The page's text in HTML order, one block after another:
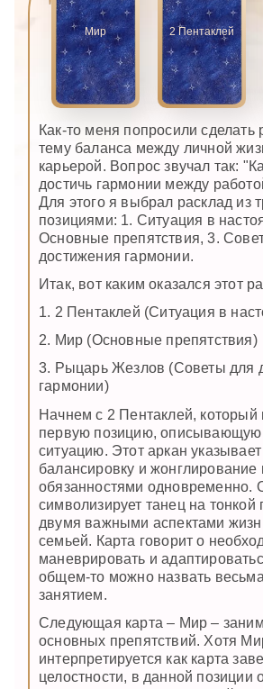
Мир 2 Пентаклей
Как-то меня попросили сделать
тему баланса между личной
карьерой. Вопрос звучал так:
достичь гармонии между
Для этого я выбрал расклад из
позициями: 1. Ситуация в
Основные препятствия, 3.
достижения гармонии.
Итак, вот каким оказался этот
1. 2 Пентаклей (Ситуация в
2. Мир (Основные препятствия)
3. Рыцарь Жезлов (Советы для
гармонии)
Начнем с 2 Пентаклей, который
первую позицию,
ситуацию. Этот аркан указывает
балансировку и жонглирование
обязанностями одновременно.
символизирует танец на тонкой
двумя важными аспектами
семьей. Карта говорит о
маневрировать и
общем-то можно назвать
занятием.
Следующая карта – Мир –
основных препятствий. Хотя
интерпретируется как карта
целостности, в данной позиции